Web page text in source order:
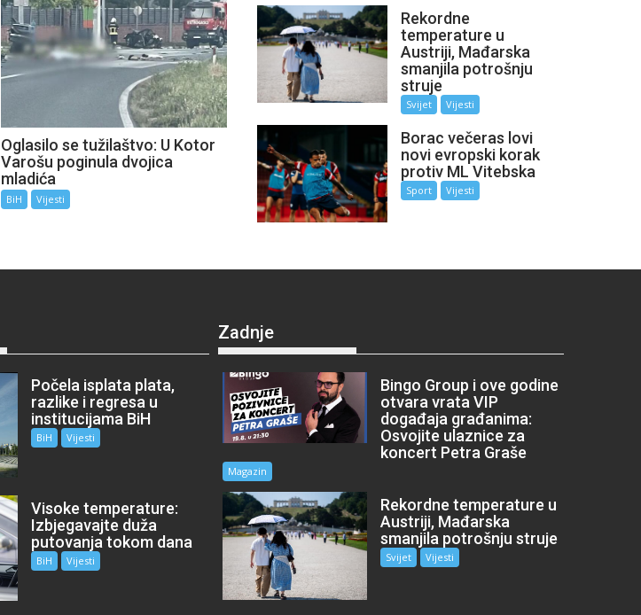
Oglasilo se tužilaštvo: U Kotor
Varošu poginula dvojica
mladića
BiH Vijesti
Rekordne
temperature u
Austriji, Mađarska
smanjila potrošnju
struje
Svijet Vijesti
Borac večeras lovi
novi evropski korak
protiv ML Vitebska
Sport Vijesti
Počela isplata plata,
razlike i regresa u
institucijama BiH
BiH Vijesti
Visoke temperature:
Izbjegavajte duža
putovanja tokom dana
BiH Vijesti
Zadnje
Bingo Group i ove godine
otvara vrata VIP
događaja građanima:
Osvojite ulaznice za
koncert Petra Graše
Magazin
Rekordne temperature u
Austriji, Mađarska
smanjila potrošnju struje
Svijet Vijesti